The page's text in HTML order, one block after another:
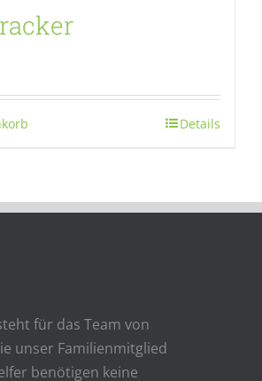
Details
für das Team von
unser Familienmitglied
benötigen keine